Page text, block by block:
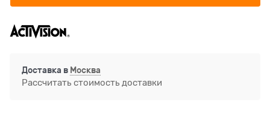
Доставка в Москва
Рассчитать стоимость доставки